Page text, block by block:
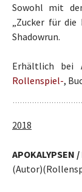
Sowohl mit
„Zucker für
Shadowrun.
Erhältlich bei
Rollenspiel-,
2018
APOKALYPSEN